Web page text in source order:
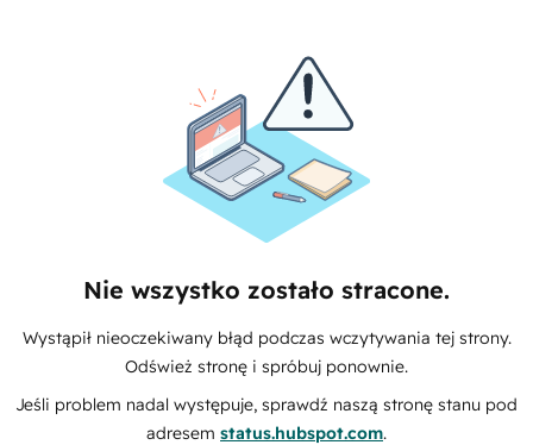
Nie wszystko zostało stracone.
Wystąpił nieoczekiwany błąd podczas wczytywania tej strony.
Odśwież stronę i spróbuj ponownie.
Jeśli problem nadal występuje, sprawdź naszą stronę stanu pod
adresem status.hubspot.com.